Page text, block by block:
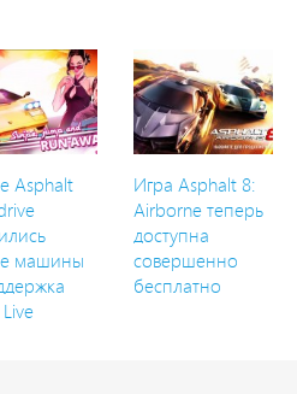
Asphalt
машины
Игра Asphalt 8:
Airborne теперь
доступна
совершенно
бесплатно